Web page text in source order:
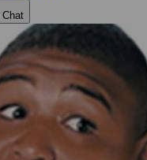
Chat